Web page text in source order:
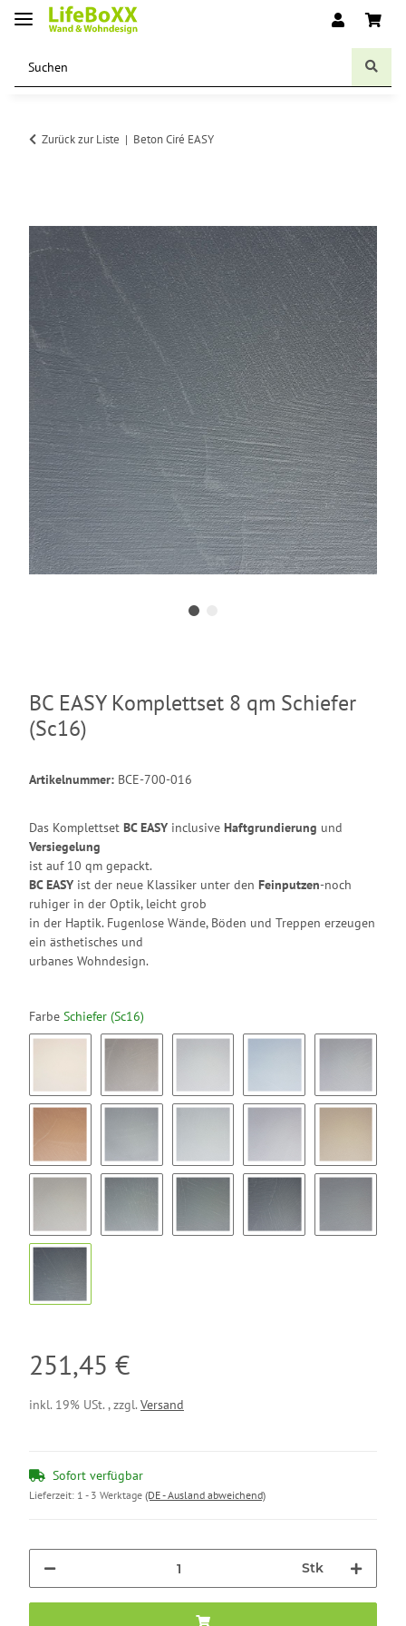
Zurück zur Liste Beton Ciré EASY
BC EASY Komplettset 8 qm Schiefer
(Sc16)
Artikelnummer: BCE-700-016
Das Komplettset BC EASY inclusive Haftgrundierung und
Versiegelung
ist auf 10 qm gepackt.
BC EASY ist der neue Klassiker unter den Feinputzen-noch
ruhiger in der Optik, leicht grob
in der Haptik. Fugenlose Wände, Böden und Treppen erzeugen
ein ästhetisches und
urbanes Wohndesign.
Farbe Schiefer (Sc16)
Kreide (Kr1) Nuss (Nu2) Nebelgrau (Ne3)Gletscher (Gl4)Warmgrau
Sandstein (Sa6)Kaltgrau (Ka7)Silbergras (Si8)Perle (Pe9) Mandel
Kiesel (Ki11)
251,45 €
inkl. 19% USt. , zzgl. Versand
Sofort verfügbar
Lieferzeit: 1 - 3 Werktage (DE - Ausland abweichend)
Stk